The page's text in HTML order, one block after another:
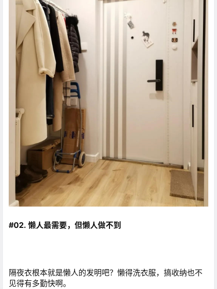
#02. 懒人最需要，但懒人做不到
隔夜衣根本就是懒人的发明吧？懒得洗衣服，搞收纳也不
见得有多勤快啊。